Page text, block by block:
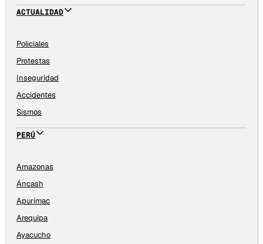
ACTUALIDAD
Policiales
Protestas
Inseguridad
Accidentes
Sismos
PERÚ
Amazonas
Áncash
Apurímac
Arequipa
Ayacucho